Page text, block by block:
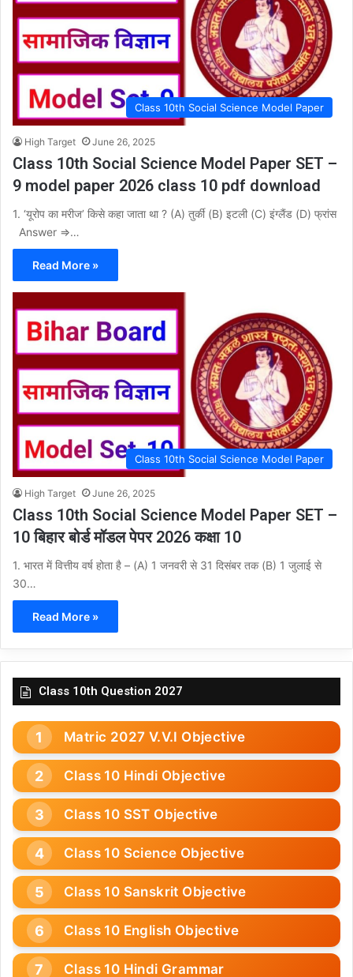
Class 10th Social Science Model Paper
High Target June 26, 2025
Class 10th Social Science Model Paper SET –
9 model paper 2026 class 10 pdf download
1. ‘यूरोप का मरीज’ किसे कहा जाता था ? (A) तुर्की (B) इटली (C) इंग्लैंड (D) फ्रांस
Answer ⇒…
Read More »
Class 10th Social Science Model Paper
High Target June 26, 2025
Class 10th Social Science Model Paper SET –
10 बिहार बोर्ड मॉडल पेपर 2026 कक्षा 10
1. भारत में वित्तीय वर्ष होता है – (A) 1 जनवरी से 31 दिसंबर तक (B) 1 जुलाई से
30…
Read More »
Class 10th Question 2027
Matric 2027 V.V.I Objective
Class 10 Hindi Objective
Class 10 SST Objective
Class 10 Science Objective
Class 10 Sanskrit Objective
Class 10 English Objective
Class 10 Hindi Grammar